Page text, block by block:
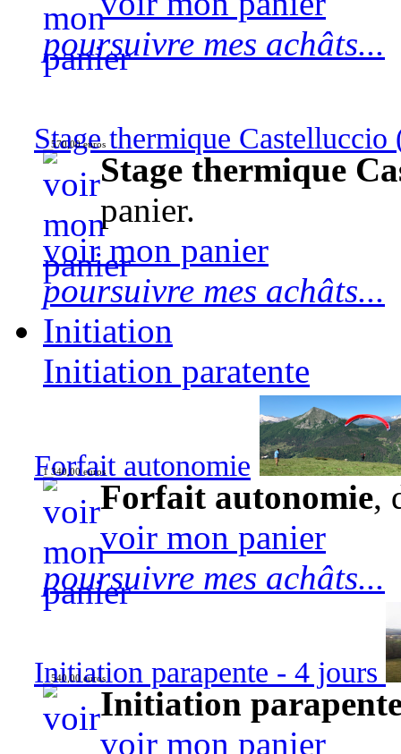
poursuivre mes achâts...
Stage thermique Castelluccio
570,00 euros
Stage thermique
panier.
voir mon panier
poursuivre mes achâts...
Initiation
Initiation paratente
Forfait autonomie
1 340,00 euros
Forfait autonomie,
voir mon panier
poursuivre mes achâts...
Initiation parapente - 4 jours
540,00 euros
Initiation
voir mon panier